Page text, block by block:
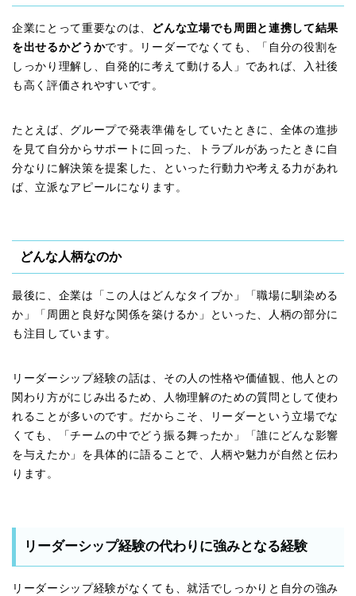
企業にとって重要なのは、
どんな立場でも周囲と連携して結果
を出せるかどうかです。リーダーでなくても、「自分の役割を
しっかり理解し、自発的に考えて動ける人」であれば、入社後
も高く評価されやすいです。
たとえば、グループで発表準備をしていたときに、全体の進捗
を見て自分からサポートに回った、トラブルがあったときに自
分なりに解決策を提案した、といった行動力や考える力があれ
ば、立派なアピールになります。
どんな人柄なのか
最後に、企業は「この人はどんなタイプか」「職場に馴染める
か」「周囲と良好な関係を築けるか」といった、人柄の部分に
も注目しています。
リーダーシップ経験の話は、その人の性格や価値観、他人との
関わり方がにじみ出るため、人物理解のための質問として使わ
れることが多いのです。だからこそ、リーダーという立場でな
くても、「チームの中でどう振る舞ったか」「誰にどんな影響
を与えたか」を具体的に語ることで、人柄や魅力が自然と伝わ
ります。
リーダーシップ経験の代わりに強みとなる経験
リーダーシップ経験がなくても、就活でしっかりと自分の強み